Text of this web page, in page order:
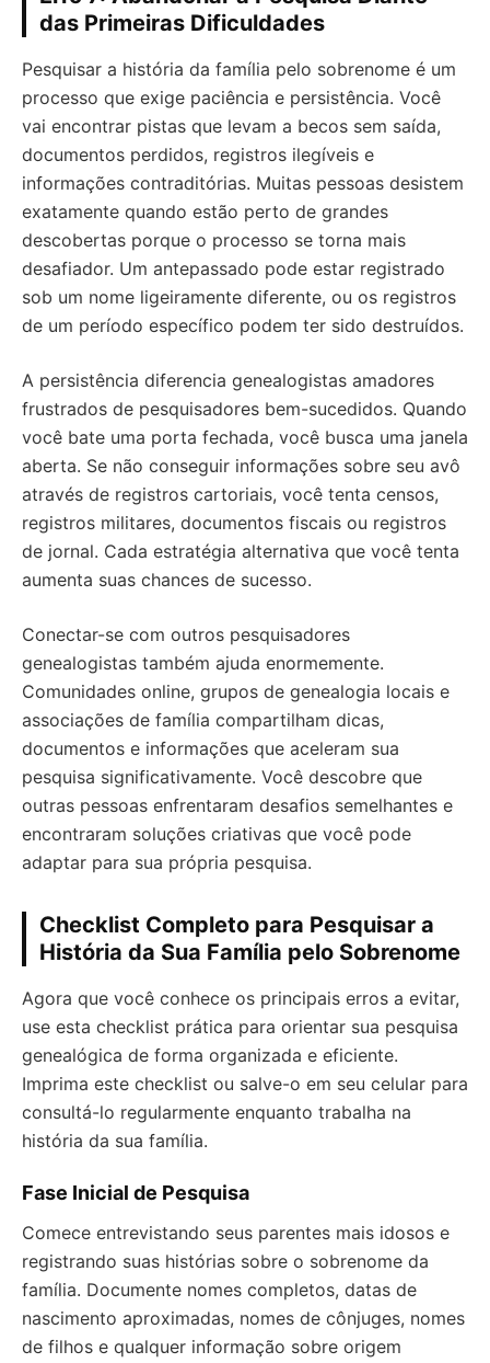
das Primeiras Dificuldades
Pesquisar a história da família pelo sobrenome é um
processo que exige paciência e persistência. Você
vai encontrar pistas que levam a becos sem saída,
documentos perdidos, registros ilegíveis e
informações contraditórias. Muitas pessoas desistem
exatamente quando estão perto de grandes
descobertas porque o processo se torna mais
desafiador. Um antepassado pode estar registrado
sob um nome ligeiramente diferente, ou os registros
de um período específico podem ter sido destruídos.
A persistência diferencia genealogistas amadores
frustrados de pesquisadores bem-sucedidos. Quando
você bate uma porta fechada, você busca uma janela
aberta. Se não conseguir informações sobre seu avô
através de registros cartoriais, você tenta censos,
registros militares, documentos fiscais ou registros
de jornal. Cada estratégia alternativa que você tenta
aumenta suas chances de sucesso.
Conectar-se com outros pesquisadores
genealogistas também ajuda enormemente.
Comunidades online, grupos de genealogia locais e
associações de família compartilham dicas,
documentos e informações que aceleram sua
pesquisa significativamente. Você descobre que
outras pessoas enfrentaram desafios semelhantes e
encontraram soluções criativas que você pode
adaptar para sua própria pesquisa.
Checklist Completo para Pesquisar a
História da Sua Família pelo Sobrenome
Agora que você conhece os principais erros a evitar,
use esta checklist prática para orientar sua pesquisa
genealógica de forma organizada e eficiente.
Imprima este checklist ou salve-o em seu celular para
consultá-lo regularmente enquanto trabalha na
história da sua família.
Fase Inicial de Pesquisa
Comece entrevistando seus parentes mais idosos e
registrando suas histórias sobre o sobrenome da
família. Documente nomes completos, datas de
nascimento aproximadas, nomes de cônjuges, nomes
de filhos e qualquer informação sobre origem